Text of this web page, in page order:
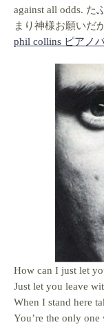
against all odds. た
まり神様お願いだ
phil collins ピアノ
How can I just let
Just let you leave
When I stand here
You’re the only